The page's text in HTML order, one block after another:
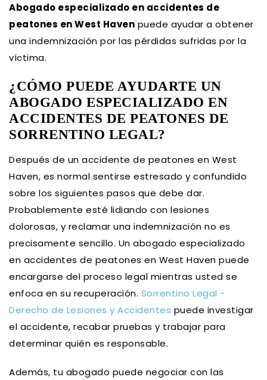
Abogado especializado en accidentes de
peatones en West Haven puede ayudar a obtener
una indemnización por las pérdidas sufridas por la
víctima.
¿CÓMO PUEDE AYUDARTE UN
ABOGADO ESPECIALIZADO EN
ACCIDENTES DE PEATONES DE
SORRENTINO LEGAL?
Después de un accidente de peatones en West
Haven, es normal sentirse estresado y confundido
sobre los siguientes pasos que debe dar.
Probablemente esté lidiando con lesiones
dolorosas, y reclamar una indemnización no es
precisamente sencillo. Un abogado especializado
en accidentes de peatones en West Haven puede
encargarse del proceso legal mientras usted se
enfoca en su recuperación. Sorrentino Legal -
Derecho de Lesiones y Accidentes puede investigar
el accidente, recabar pruebas y trabajar para
determinar quién es responsable.
Además, tu abogado puede negociar con las